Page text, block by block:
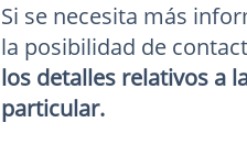
Si se necesita más
la posibilidad de
los detalles relativos a
particular.